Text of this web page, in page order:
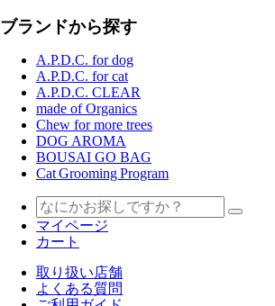
ブランドから探す
A.P.D.C. for dog
A.P.D.C. for cat
A.P.D.C. CLEAR
made of Organics
Chew for more trees
DOG AROMA
BOUSAI GO BAG
Cat Grooming Program
マイページ
カート
取り扱い店舗
よくある質問